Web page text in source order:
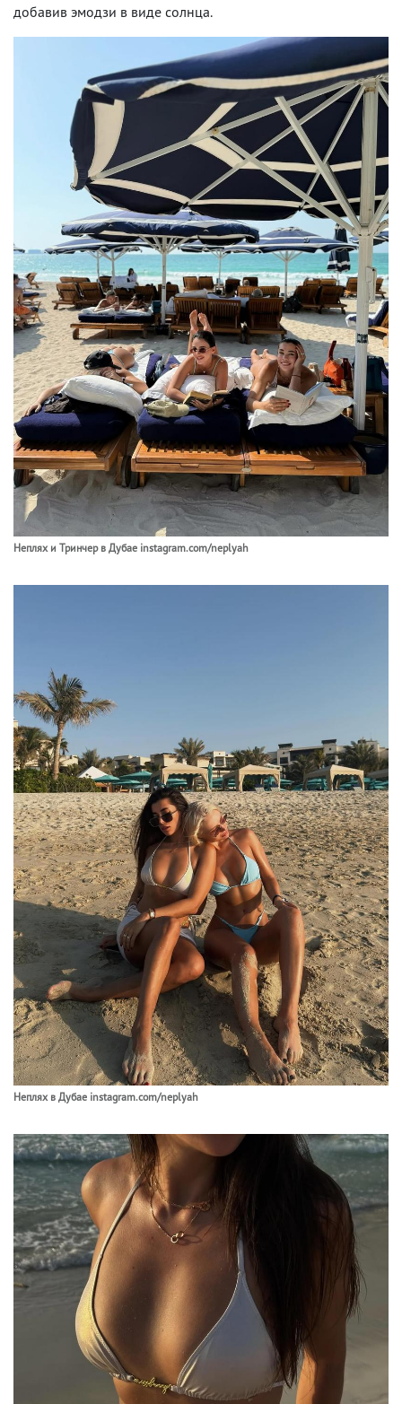
добавив эмодзи в виде солнца.
Неплях и Тринчер в Дубае instagram.com/neplyah
Неплях в Дубае instagram.com/neplyah